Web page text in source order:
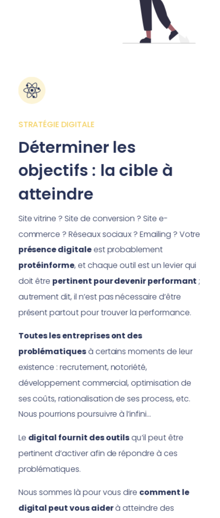
STRATÉGIE DIGITALE
Déterminer les
objectifs : la cible à
atteindre
Site vitrine ? Site de conversion ? Site e-
commerce ? Réseaux sociaux ? Emailing ? Votre
présence digitaleest probablement
protéinforme, et chaque outil est un levier qui
doit êtrepertinent pour devenir performant;
autrement dit, il n’est pas nécessaire d’être
présent partout pour trouver la performance.
Toutes les entreprises ont des
problématiquesà certains moments de leur
existence : recrutement, notoriété,
développement commercial, optimisation de
ses coûts, rationalisation de ses process, etc.
Nous pourrions poursuivre à l’infini…
Le digital fournit des outilsqu’il peut être
pertinent d’activer afin de répondre à ces
problématiques.
Nous sommes là pour vous direcomment le
digital peut vous aiderà atteindre des